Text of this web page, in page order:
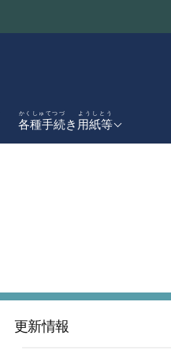
各種手続
かくしゅてつづ
き 用紙等
ようしとう
感染症届書
かんせんしょうとどけしょ
更新情報